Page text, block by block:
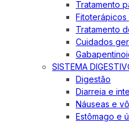
Tratamento
Fitoterápicos
Tratamento
Cuidados
SISTEMA
Digestão
Diarreia e
Náuseas e
Estômago e